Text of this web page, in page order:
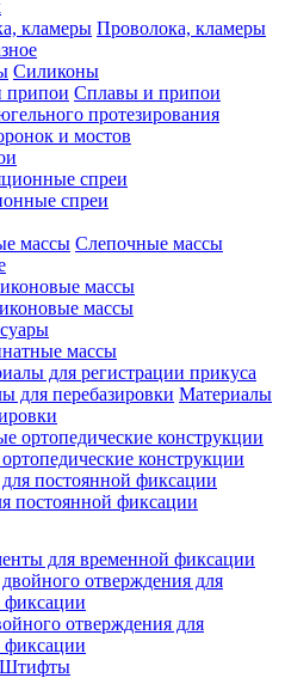
Проволока, кламеры
Силиконы
Сплавы и припои
протезирования
и мостов
спреи
Слепочные массы
массы
массы
массы
для регистрации прикуса
Материалы
конструкции
постоянной фиксации
для временной фиксации
отверждения для
фиксации
Штифты